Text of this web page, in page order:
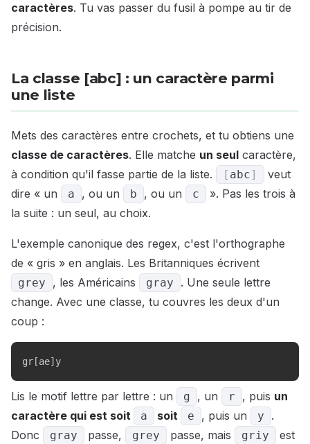
caractères. Tu vas passer du fusil à pompe au tir de
précision.
La classe [abc] : un caractère parmi
une liste
Mets des caractères entre crochets, et tu obtiens une
classe de caractères. Elle matche un seul caractère,
à condition qu'il fasse partie de la liste.
[ abc]
veut
dire « un
a , ou un b , ou un c
». Pas les trois à
la suite : un seul, au choix.
L'exemple canonique des regex, c'est l'orthographe
de « gris » en anglais. Les Britanniques écrivent
grey , les Américains gray
. Une seule lettre
change. Avec une classe, tu couvres les deux d'un
coup :
gr[ae]y
Lis le motif lettre par lettre : un g , un r , puis un
caractère qui est soit
a soit e , puis un y
.
Donc
gray passe, grey passe, mais griy
est